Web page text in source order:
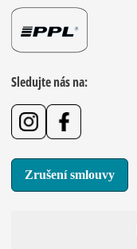
Sledujte nás na:
Zrušení smlouvy